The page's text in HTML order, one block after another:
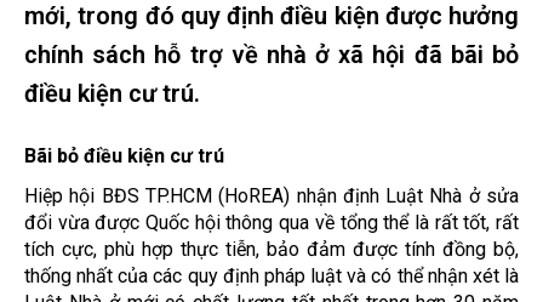
mới, trong đó quy định điều kiện được hưởng
chính sách hỗ trợ về nhà ở xã hội đã bãi bỏ
điều kiện cư trú.
Bãi bỏ điều kiện cư trú
Hiệp hội BĐS TP.HCM (HoREA) nhận định Luật Nhà ở sửa
đổi vừa được Quốc hội thông qua về tổng thể là rất tốt, rất
tích cực, phù hợp thực tiễn, bảo đảm được tính đồng bộ,
thống nhất của các quy định pháp luật và có thể nhận xét là